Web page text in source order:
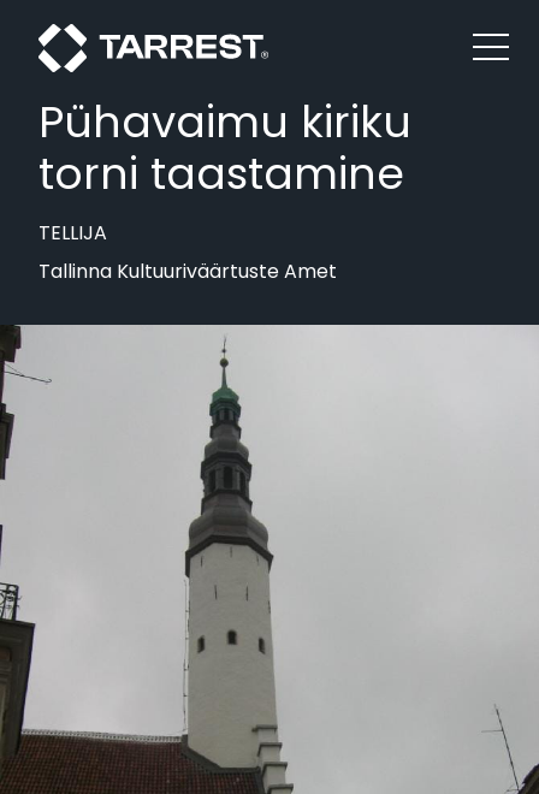
Pühavaimu kiriku
torni taastamine
TELLIJA
Tallinna Kultuuriväärtuste Amet